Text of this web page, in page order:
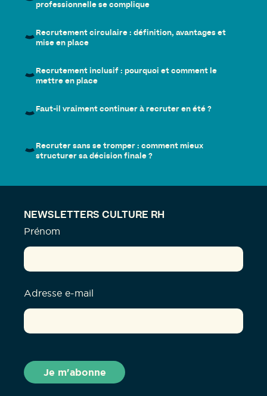
professionnelle se complique
Recrutement circulaire : définition, avantages et
mise en place
Recrutement inclusif : pourquoi et comment le
mettre en place
Faut-il vraiment continuer à recruter en été ?
Recruter sans se tromper : comment mieux
structurer sa décision finale ?
NEWSLETTERS CULTURE RH
Prénom
Adresse e-mail